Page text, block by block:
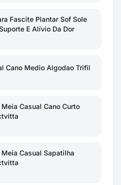
Fascite Plantar Sof Sole
E Alívio Da Dor
Cano Medio Algodao Trifil
Casual Cano Curto
Casual Sapatilha